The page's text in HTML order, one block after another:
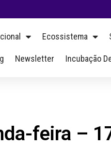
Ecossistema
Newsletter Incubação
feira –